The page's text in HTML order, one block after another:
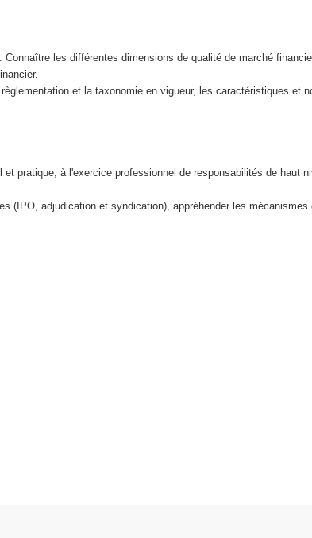
les différentes dimensions de qualité de marché
et la taxonomie en vigueur, les caractéristiques et
pratique, à l'exercice professionnel de responsabilités de haut
(IPO, adjudication et syndication), appréhender les